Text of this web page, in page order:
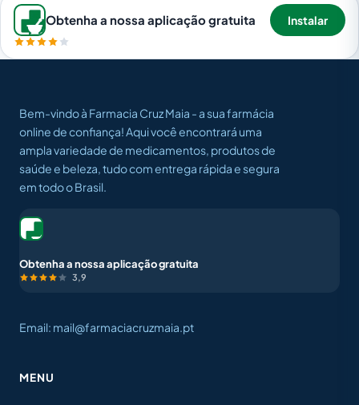
Obtenha a nossa aplicação gratuita Instalar
Bem-vindo à Farmacia Cruz Maia - a sua farmácia
online de confiança! Aqui você encontrará uma
ampla variedade de medicamentos, produtos de
saúde e beleza, tudo com entrega rápida e segura
em todo o Brasil.
Obtenha a nossa aplicação gratuita
3,9
Email: mail@farmaciacruzmaia.pt
MENU